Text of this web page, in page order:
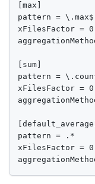
[max]
pattern = \.max$
xFilesFactor =
[sum]
pattern =
xFilesFactor = 0
[default_average]
pattern = .*
xFilesFactor =